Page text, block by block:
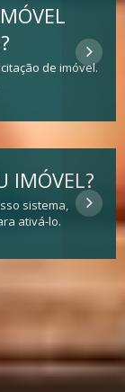
de imóvel.
IMÓVEL?
sistema,
ativá-lo.